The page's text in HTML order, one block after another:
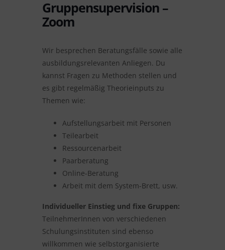
Gruppensupervision –
Zoom
Wir besprechen Beratungsfälle sowie alle
ausbildungsrelevanten Anliegen. Du
kannst Fragen zu Methoden stellen und
es gibt regelmäßig Theorieinputs zu
Themen wie:
Aufstellungsarbeit mit Personen
Teilearbeit
Ressourcenarbeit
Paarberatung
Online-Beratung
Arbeit mit dem System-Brett, usw.
Individueller Einstieg und fixe Gruppen:
TeilnehmerInnen von verschiedenen
Schulungsinstituten sind ebenso
willkommen wie selbstorganisierte